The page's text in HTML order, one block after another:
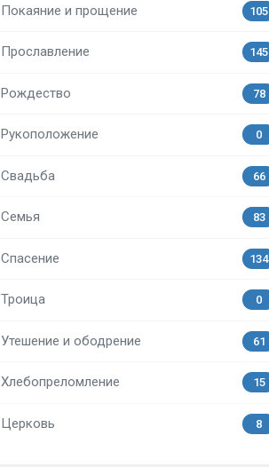
Покаяние и прощение 105
Прославление 145
Рождество 78
Рукоположение 0
Свадьба 66
Семья 83
Спасение 134
Троица 0
Утешение и ободрение 61
Хлебопреломление 15
Церковь 8